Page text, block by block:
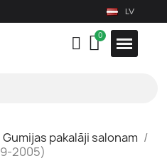
LV
Gumijas pakalāji salonam
2005)